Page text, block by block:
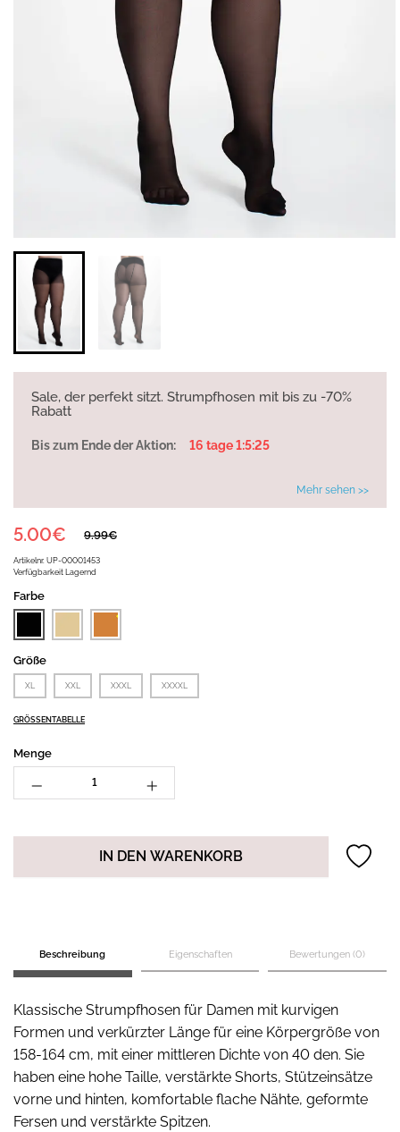
Sale, der perfekt sitzt. Strumpfhosen mit bis zu -70%
Rabatt
Bis zum Ende der Aktion: 16 tage 1:5:25
Mehr sehen >>
Artikelnr. UP-00001453
Verfügbarkeit Lagernd
9.99€
5.00€
Farbe
Größe
XL XXL XXXL XXXXL
GRÖSSENTABELLE
Menge
IN DEN WARENKORB
Beschreibung Eigenschaften Bewertungen (0)
Klassische Strumpfhosen für Damen mit kurvigen
Formen und verkürzter Länge für eine Körpergröße von
158-164 cm, mit einer mittleren Dichte von 40 den. Sie
haben eine hohe Taille, verstärkte Shorts, Stützeinsätze
vorne und hinten, komfortable flache Nähte, geformte
Fersen und verstärkte Spitzen.